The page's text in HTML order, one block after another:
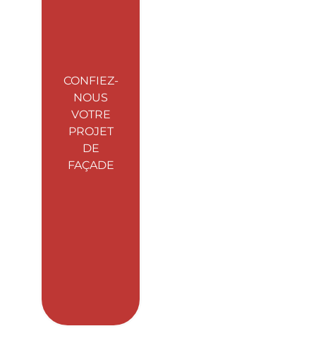
CONFIEZ-
NOUS
VOTRE
PROJET
DE
FAÇADE